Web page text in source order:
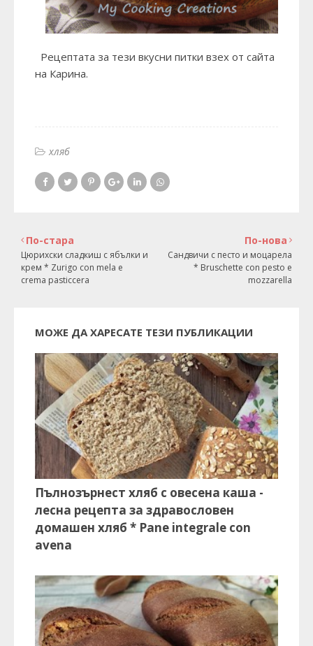
Рецептата за тези вкусни питки взех от сайта
на Карина.
хляб
По-нова
Сандвичи с песто и моцарела
* Bruschette con pesto e
mozzarella
По-стара
Цюрихски сладкиш с ябълки и
крем * Zurigo con mela e
crema pasticcera
МОЖЕ ДА ХАРЕСАТЕ ТЕЗИ ПУБЛИКАЦИИ
Пълнозърнест хляб с овесена каша -
лесна рецепта за здравословен
домашен хляб * Pane integrale con
avena